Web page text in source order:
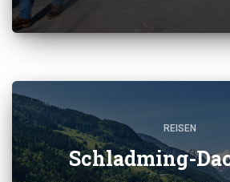
REISEN
Schladming-